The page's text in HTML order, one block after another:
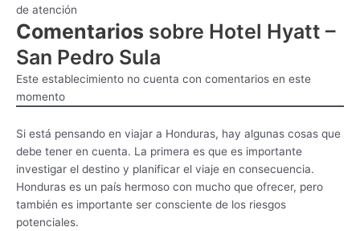
de atención
Comentarios sobre Hotel Hyatt –
San Pedro Sula
Este establecimiento no cuenta con comentarios en este
momento
Si está pensando en viajar a Honduras, hay algunas cosas que
debe tener en cuenta. La primera es que es importante
investigar el destino y planificar el viaje en consecuencia.
Honduras es un país hermoso con mucho que ofrecer, pero
también es importante ser consciente de los riesgos
potenciales.